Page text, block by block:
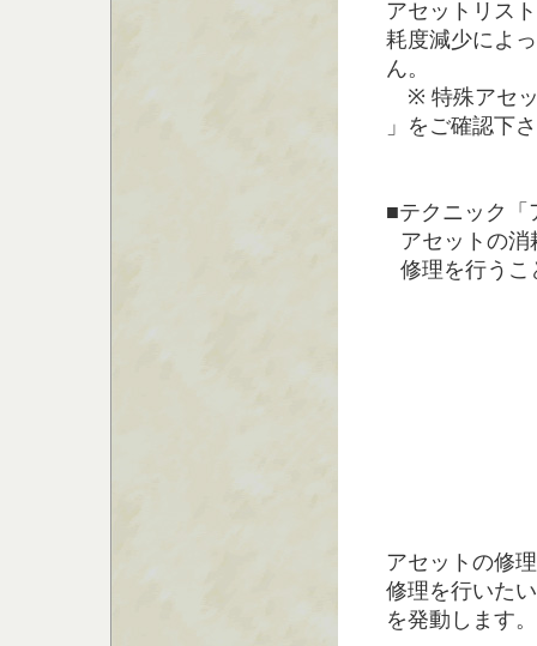
アセットリス
耗度減少によ
ん。
※ 特殊アセッ
」をご確認下
■テクニック「
アセットの
修理を行うこ
アセットの修
修理を行いた
を発動します。